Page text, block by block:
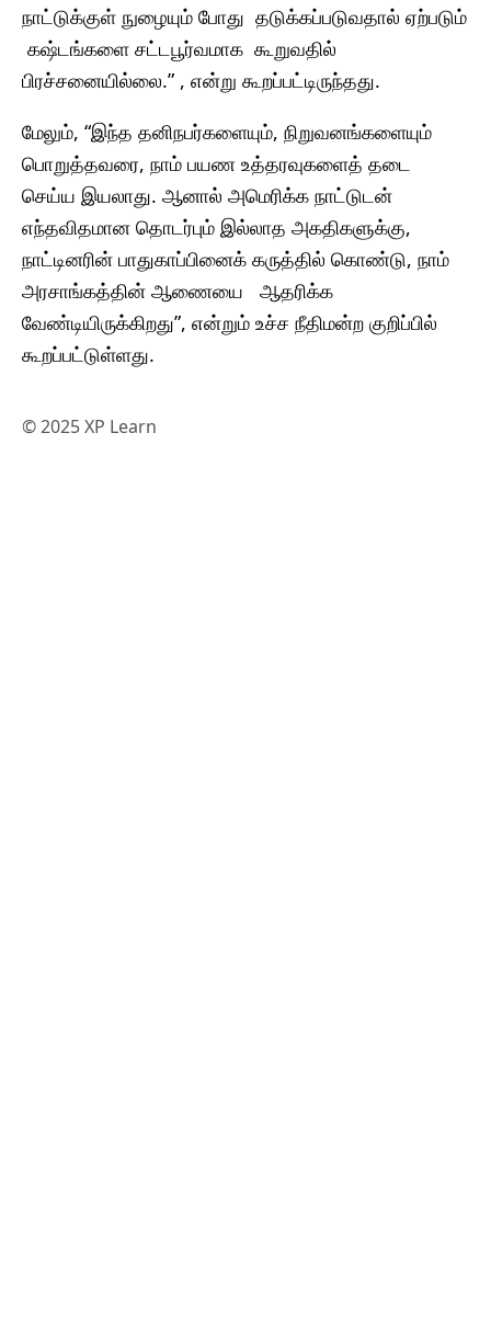
நாட்டுக்குள் நுழையும் போது தடுக்கப்படுவதால் ஏற்படும்
கஷ்டங்களை சட்டபூர்வமாக கூறுவதில்
பிரச்சனையில்லை.” , என்று கூறப்பட்டிருந்தது.
மேலும், “இந்த தனிநபர்களையும், நிறுவனங்களையும்
பொறுத்தவரை, நாம் பயண உத்தரவுகளைத் தடை
செய்ய இயலாது. ஆனால் அமெரிக்க நாட்டுடன்
எந்தவிதமான தொடர்பும் இல்லாத அகதிகளுக்கு,
நாட்டினரின் பாதுகாப்பினைக் கருத்தில் கொண்டு, நாம்
அரசாங்கத்தின் ஆணையை ஆதரிக்க
வேண்டியிருக்கிறது”, என்றும் உச்ச நீதிமன்ற குறிப்பில்
கூறப்பட்டுள்ளது.
© 2025 XP Learn